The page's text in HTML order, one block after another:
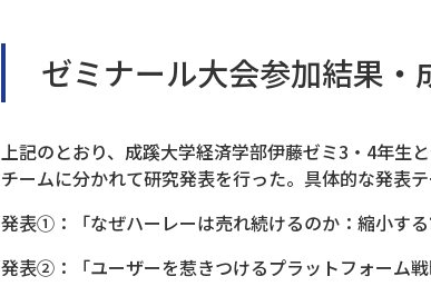
ゼミナール大会参加結果・
上記のとおり、成蹊大学経済学部伊藤ゼミ3・4年生
チームに分かれて研究発表を行った。具体的な発表
発表①：「なぜハーレーは売れ続けるのか：縮小する
発表②：「ユーザーを惹きつけるプラットフォーム